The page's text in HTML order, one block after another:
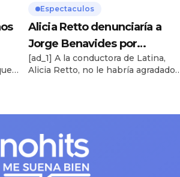
Espectaculos
Alicia Retto denunciaría a
Jorge Benavides por
difamación: “Cómplice de
esta injuria”
[ad_1] A la conductora de Latina,
Alicia Retto, no le habría agradado
ATV”. Te puede interesar Alicia
“JB en ATV” por supuesto incidente
en vivo Periodista molesta por […]